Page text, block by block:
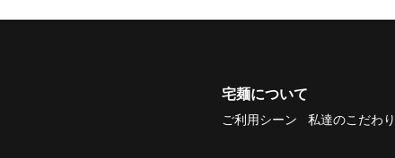
宅麺について
ご利用シーン 私達のこだわり